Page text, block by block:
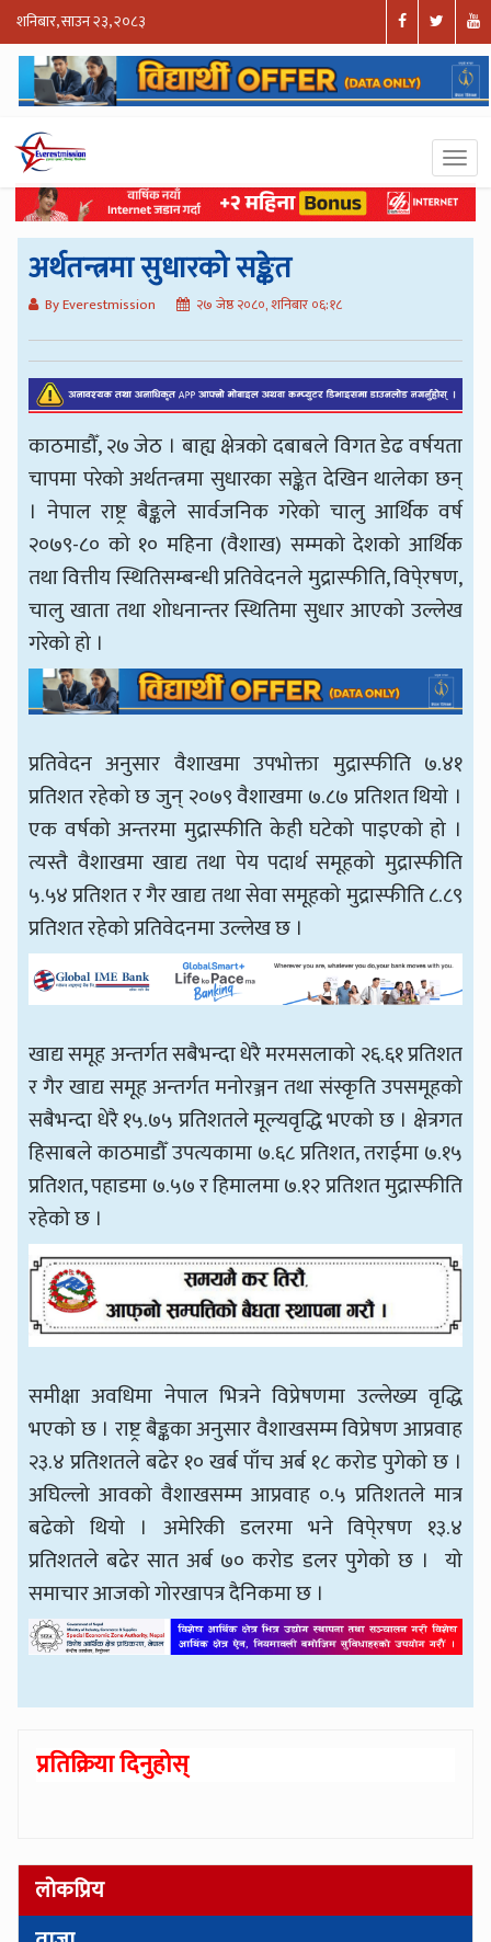
शनिबार, साउन २३, २०८३
अर्थतन्त्रमा सुधारको सङ्केत
By Everestmission २७ जेष्ठ २०८०, शनिबार ०६:१८
काठमाडौँ, २७ जेठ । बाह्य क्षेत्रको दबाबले विगत डेढ वर्षयता
चापमा परेको अर्थतन्त्रमा सुधारका सङ्केत देखिन थालेका छन्
। नेपाल राष्ट्र बैङ्कले सार्वजनिक गरेको चालु आर्थिक वर्ष
२०७९-८० को १० महिना (वैशाख) सम्मको देशको आर्थिक
तथा वित्तीय स्थितिसम्बन्धी प्रतिवेदनले मुद्रास्फीति, विपे्रषण,
चालु खाता तथा शोधनान्तर स्थितिमा सुधार आएको उल्लेख
गरेको हो ।
प्रतिवेदन अनुसार वैशाखमा उपभोक्ता मुद्रास्फीति ७.४१
प्रतिशत रहेको छ जुन् २०७९ वैशाखमा ७.८७ प्रतिशत थियो ।
एक वर्षको अन्तरमा मुद्रास्फीति केही घटेको पाइएको हो ।
त्यस्तै वैशाखमा खाद्य तथा पेय पदार्थ समूहको मुद्रास्फीति
५.५४ प्रतिशत र गैर खाद्य तथा सेवा समूहको मुद्रास्फीति ८.८९
प्रतिशत रहेको प्रतिवेदनमा उल्लेख छ ।
खाद्य समूह अन्तर्गत सबैभन्दा धेरै मरमसलाको २६.६१ प्रतिशत
र गैर खाद्य समूह अन्तर्गत मनोरञ्जन तथा संस्कृति उपसमूहको
सबैभन्दा धेरै १५.७५ प्रतिशतले मूल्यवृद्धि भएको छ । क्षेत्रगत
हिसाबले काठमाडौँ उपत्यकामा ७.६८ प्रतिशत, तराईमा ७.१५
प्रतिशत, पहाडमा ७.५७ र हिमालमा ७.१२ प्रतिशत मुद्रास्फीति
रहेको छ ।
समीक्षा अवधिमा नेपाल भित्रने विप्रेषणमा उल्लेख्य वृद्धि
भएको छ । राष्ट्र बैङ्कका अनुसार वैशाखसम्म विप्रेषण आप्रवाह
२३.४ प्रतिशतले बढेर १० खर्ब पाँच अर्ब १८ करोड पुगेको छ ।
अघिल्लो आवको वैशाखसम्म आप्रवाह ०.५ प्रतिशतले मात्र
बढेको थियो । अमेरिकी डलरमा भने विपे्रषण १३.४
प्रतिशतले बढेर सात अर्ब ७० करोड डलर पुगेको छ । यो
समाचार आजको गोरखापत्रदैनिकमा छ ।
प्रतिक्रिया दिनुहोस्
लोकप्रिय